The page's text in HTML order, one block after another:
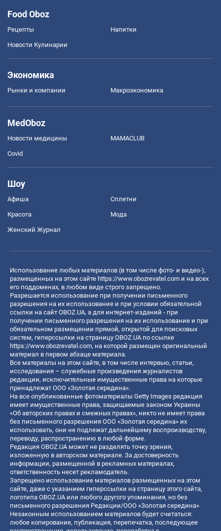
Food Oboz
Рецепты Напитки
Новости Кулинарии
Экономика
Рынки и компании Mакроэкономика
MedOboz
Новости медицины MAMACLUB
Covid
Шоу
Афиша Сплетни
Красота Мода
Женский Журнал
Использование любых материалов (в том числе фото- и видео-),
размещенных на этом сайте https://www.obozrevatel.com и на всех
его поддоменах, в любом виде строго запрещено.
Разрешается использование при получении письменного
разрешения на их использование и при условии обязательной
ссылки на сайт OBOZ.UA, а для интернет-изданий - при
получении письменного разрешения на их использование и при
обязательном размещении прямой, открытой для поисковых
систем, гиперссылки на страницу OBOZ.UA по ссылке
https://www.obozrevatel.com, на которой размещен оригинальный
материал в первом абзаце материала.
Все материалы на этом сайте, в том числе интервью, статьи,
исследования – служебные произведения журналистов
редакции, исключительные имущественные права на которые
принадлежат ООО «Золотая середина».
На все опубликованные фотоматериалы Getty Images редакция
имеет имущественные права, защищаемые законом Украины
«Об авторских правах и смежных правах», никто не имеет права
без письменного разрешения ООО «Золотая середина» их
использовать, они не подлежат дальнейшему воспроизводству,
переводу, распространению в любой форме.
Редакция OBOZ.UA может не разделять точку зрения,
изложенную в авторском материале. За достоверность
информации, размещенной в рекламных материалах,
ответственность несет рекламодатель.
Запрещено использование материалов размещенных на этом
сайте, даже с указанием гиперссылки на страницу этого сайта,
логотипа OBOZ.UA или любого другого упоминания, но без
письменного разрешения Редакции/ООО «Золотая середина»
Незаконным использованием материалов будет считаться:
любое копирование, публикация, перепечатка, последующее